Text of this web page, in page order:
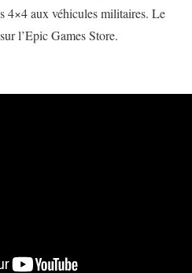
4×4 aux véhicules militaires. Le
l’Epic Games Store.